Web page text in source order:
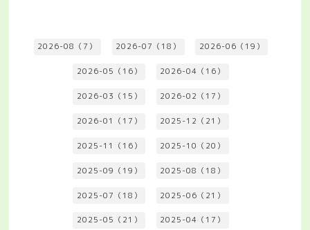
2026-08（7） 2026-07（18） 2026-06（19）
2026-05（16） 2026-04（16）
2026-03（15） 2026-02（17）
2026-01（17） 2025-12（21）
2025-11（16） 2025-10（20）
2025-09（19） 2025-08（18）
2025-07（18） 2025-06（21）
2025-05（21） 2025-04（17）